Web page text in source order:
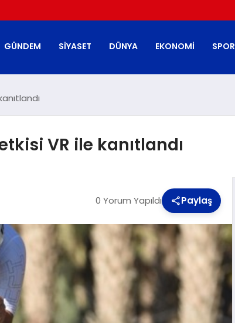
GÜNDEM SIYASET DÜNYA EKONOMI SPOR
VR ile kanıtlandı
0 Yorum Yapıldı Paylaş